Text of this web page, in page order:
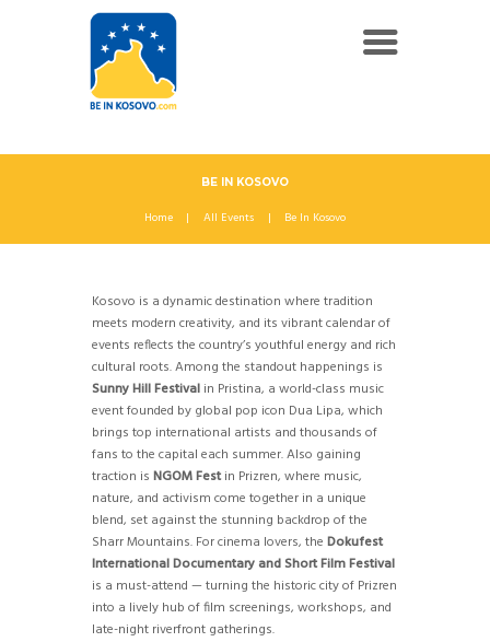
BE IN KOSOVO
Home All Events Be In Kosovo
Kosovo is a dynamic destination where tradition
meets modern creativity, and its vibrant calendar of
events reflects the country’s youthful energy and rich
cultural roots. Among the standout happenings is
Sunny Hill Festival in Pristina, a world-class music
event founded by global pop icon Dua Lipa, which
brings top international artists and thousands of
fans to the capital each summer. Also gaining
traction is NGOM Festin Prizren, where music,
nature, and activism come together in a unique
blend, set against the stunning backdrop of the
Sharr Mountains. For cinema lovers, the Dokufest
International Documentary and Short Film Festival
is a must-attend — turning the historic city of Prizren
into a lively hub of film screenings, workshops, and
late-night riverfront gatherings.